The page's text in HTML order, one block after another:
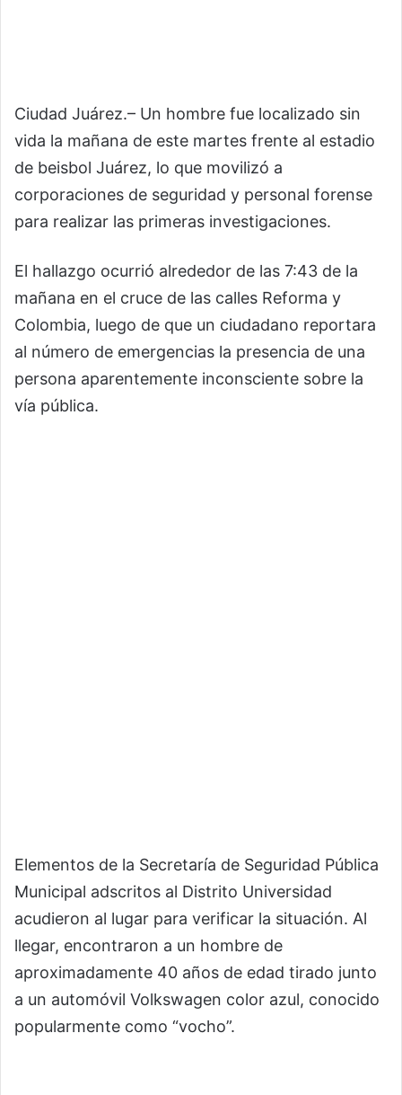
Ciudad Juárez.– Un hombre fue localizado sin
vida la mañana de este martes frente al estadio
de beisbol Juárez, lo que movilizó a
corporaciones de seguridad y personal forense
para realizar las primeras investigaciones.
El hallazgo ocurrió alrededor de las 7:43 de la
mañana en el cruce de las calles Reforma y
Colombia, luego de que un ciudadano reportara
al número de emergencias la presencia de una
persona aparentemente inconsciente sobre la
vía pública.
Elementos de la Secretaría de Seguridad Pública
Municipal adscritos al Distrito Universidad
acudieron al lugar para verificar la situación. Al
llegar, encontraron a un hombre de
aproximadamente 40 años de edad tirado junto
a un automóvil Volkswagen color azul, conocido
popularmente como “vocho”.